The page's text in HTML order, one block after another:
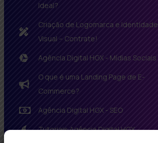
Ideal?
Criação de Logomarca e Identidade
Visual – Contrate!
Agência Digital HGX - Mídias Sociais
O que é uma Landing Page de E-
Commerce?
Agência Digital HGX - SEO
Tutoriais Agência Digital HGX